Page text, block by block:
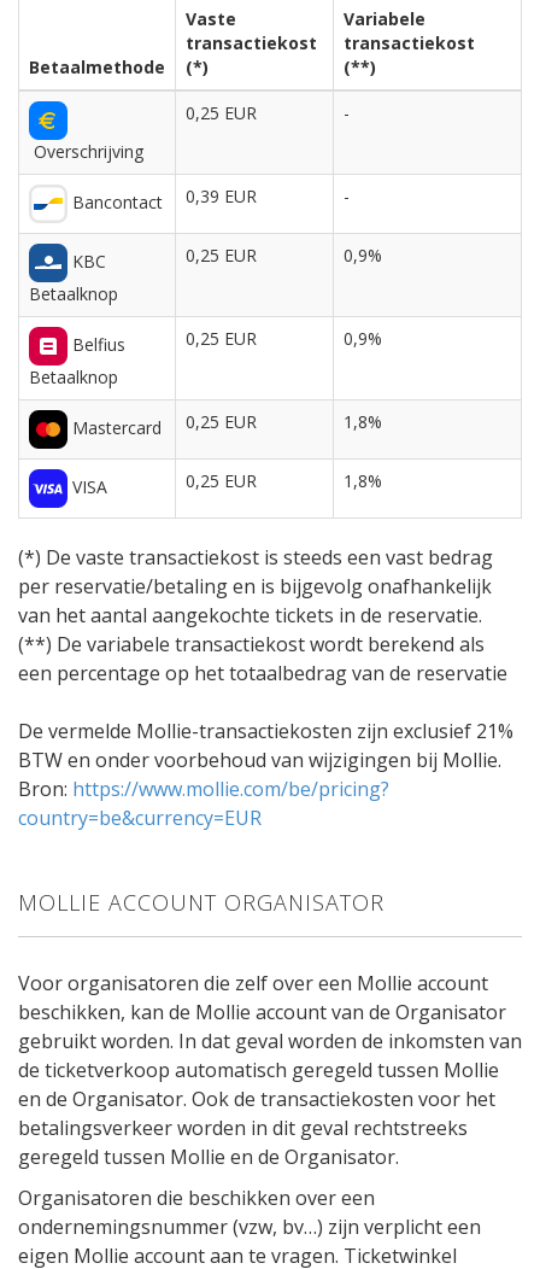
Betaalmethode
Vaste
transactiekost
(*)
Variabele
transactiekost
(**)
Overschrijving
0,25 EUR -
Bancontact 0,39 EUR -
KBC
Betaalknop
0,25 EUR 0,9%
Belfius
Betaalknop
0,25 EUR 0,9%
Mastercard 0,25 EUR 1,8%
VISA 0,25 EUR 1,8%
(*) De vaste transactiekost is steeds een vast bedrag
per reservatie/betaling en is bijgevolg onafhankelijk
van het aantal aangekochte tickets in de reservatie.
(**) De variabele transactiekost wordt berekend als
een percentage op het totaalbedrag van de reservatie
De vermelde Mollie-transactiekosten zijn exclusief 21%
BTW en onder voorbehoud van wijzigingen bij Mollie.
Bron: https://www.mollie.com/be/pricing?
country=be&currency=EUR
MOLLIE ACCOUNT ORGANISATOR
Voor organisatoren die zelf over een Mollie account
beschikken, kan de Mollie account van de Organisator
gebruikt worden. In dat geval worden de inkomsten van
de ticketverkoop automatisch geregeld tussen Mollie
en de Organisator. Ook de transactiekosten voor het
betalingsverkeer worden in dit geval rechtstreeks
geregeld tussen Mollie en de Organisator.
Organisatoren die beschikken over een
ondernemingsnummer (vzw, bv…) zijn verplicht een
eigen Mollie account aan te vragen. Ticketwinkel